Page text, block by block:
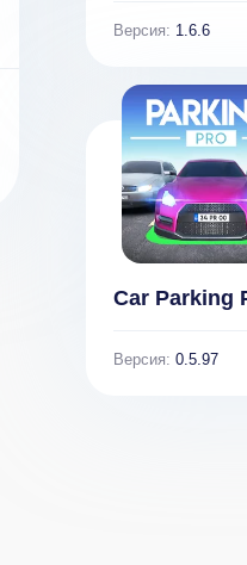
Версия: 1.6.6
Car Parking
Версия: 0.5.97